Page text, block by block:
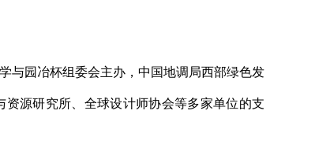
园冶杯组委会主办，中国地调局西部绿色发
源研究所、全球设计师协会等多家单位的支